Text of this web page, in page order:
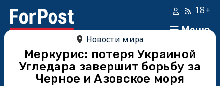
Меню
18+
Новости мира
Меркурис: потеря Украиной
Угледара завершит борьбу за
Черное и Азовское моря